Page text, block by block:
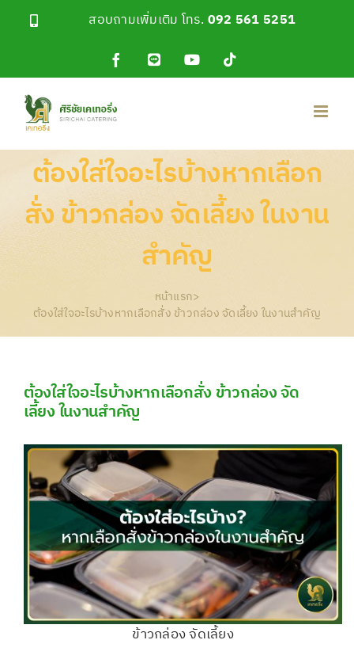
สอบถามเพิ่มเติม โทร. 092 561 5251
FacebookLine
YouTubeTiktok
ต้องใส่ใจอะไรบ้างหากเลือก
สั่ง ข้าวกล่อง จัดเลี้ยง ในงาน
สำคัญ
หน้าแรก>
ต้องใส่ใจอะไรบ้างหากเลือกสั่ง ข้าวกล่อง จัดเลี้ยง ในงานสำคัญ
ต้องใส่ใจอะไรบ้างหากเลือกสั่ง ข้าวกล่อง จัด
เลี้ยง ในงานสำคัญ
ข้าวกล่อง จัดเลี้ยง